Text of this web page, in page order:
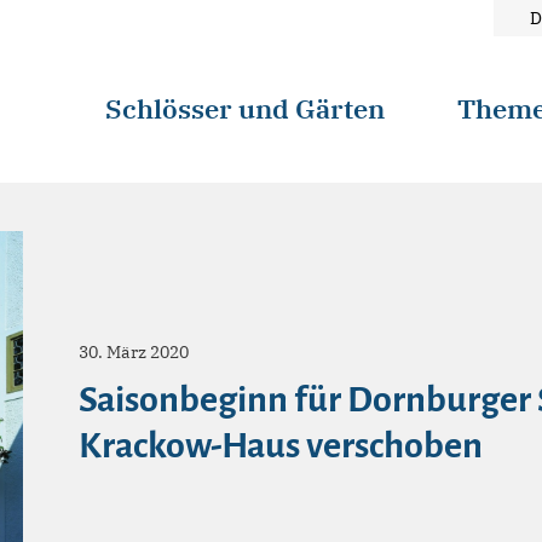
Schlösser und Gärten
30. März 2020
Saisonbeginn für Dornburger
Krackow-Haus verschoben